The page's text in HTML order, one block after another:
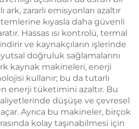
ark, zararlı emisyonları azaltır
kıyasla daha güvenli
Hassas ısı kontrolü, termal
ve kaynakçıların işlerinde
doğruluk sağlamalarını
kaynak makineleri, enerji
kullanır; bu da tutarlı
enerji tüketimini azaltır. Bu
düşüşe ve çevresel
Ayrıca bu makineler, birçok
kolay taşınabilmesi için